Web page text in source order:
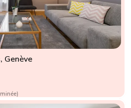
Genève